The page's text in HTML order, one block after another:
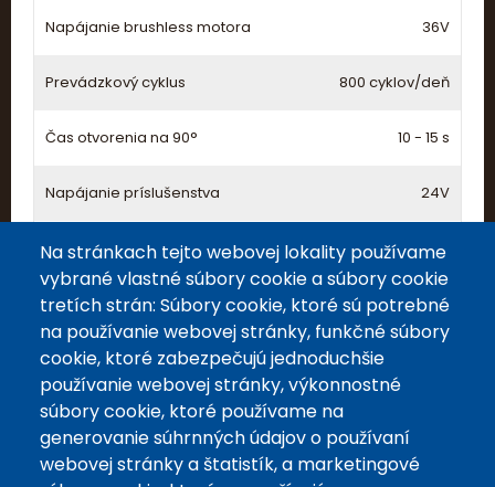
Napájanie brushless motora 36V
Prevádzkový cyklus 800 cyklov/deň
Čas otvorenia na 90° 10 - 15 s
Napájanie príslušenstva 24V
Záložné batérie Voliteľne v externej skrinke
Päta
Na stránkach tejto webovej lokality používame
vybrané vlastné súbory cookie a súbory cookie
tretích strán: Súbory cookie, ktoré sú potrebné
na používanie webovej stránky, funkčné súbory
cookie, ktoré zabezpečujú jednoduchšie
používanie webovej stránky, výkonnostné
súbory cookie, ktoré používame na
generovanie súhrnných údajov o používaní
webovej stránky a štatistík, a marketingové